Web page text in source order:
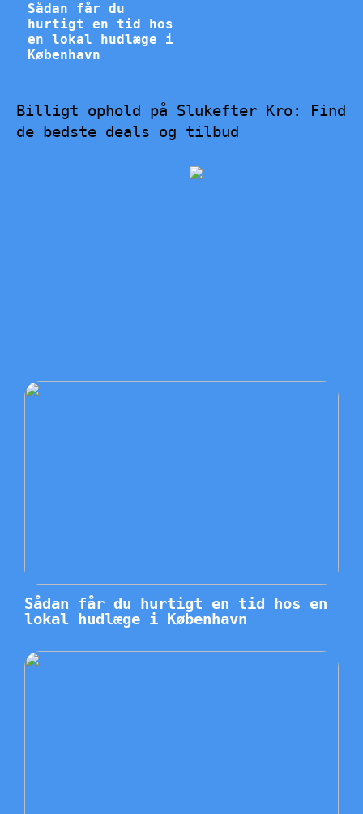
Sådan får du
hurtigt en tid hos
en lokal hudlæge i
København
Billigt ophold på Slukefter Kro: Find
de bedste deals og tilbud
Sådan får du hurtigt en tid hos en
lokal hudlæge i København